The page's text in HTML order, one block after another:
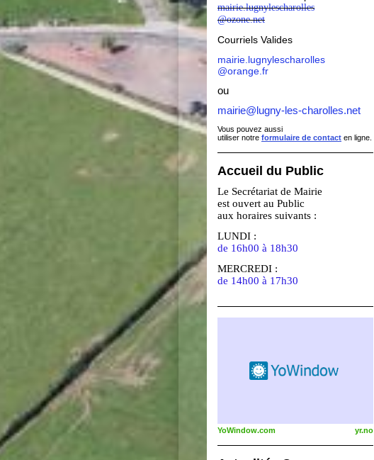
mairie.lugnylescharolles
@ozone.net
Courriels Valides
mairie.lugnylescharolles
@orange.fr
ou
mairie@lugny-les-charolles.net
Vous pouvez aussi
utiliser notre formulaire de contact en ligne.
Accueil du Public
Le Secrétariat de Mairie
est ouvert au Public
aux horaires suivants :
LUNDI :
de 16h00 à 18h30
MERCREDI :
de 14h00 à 17h30
YoWindow.com yr.no